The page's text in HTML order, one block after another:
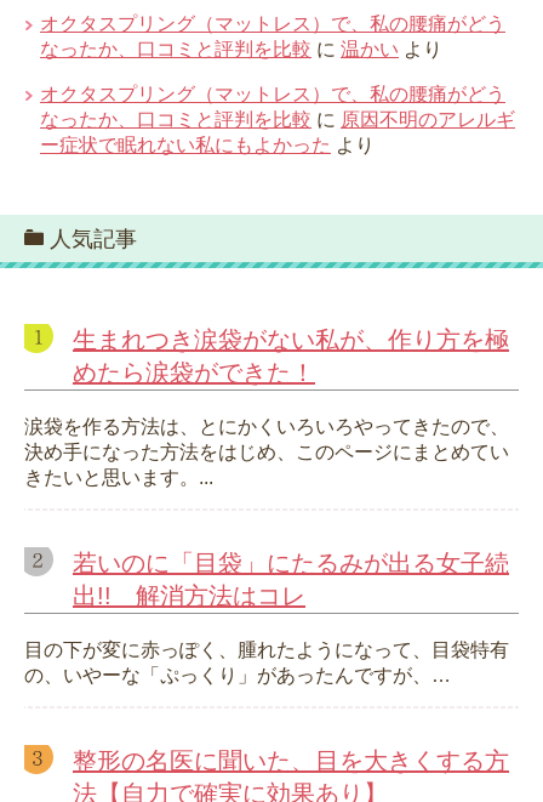
オクタスプリング（マットレス）で、私の腰痛がどう
なったか、口コミと評判を比較 に 温かい より
オクタスプリング（マットレス）で、私の腰痛がどう
なったか、口コミと評判を比較 に 原因不明のアレルギ
ー症状で眠れない私にもよかった より
人気記事
生まれつき涙袋がない私が、作り方を極
めたら涙袋ができた！
涙袋を作る方法は、とにかくいろいろやってきたので、
決め手になった方法をはじめ、このページにまとめてい
きたいと思います。...
若いのに「目袋」にたるみが出る女子続
出!! 解消方法はコレ
目の下が変に赤っぽく、腫れたようになって、目袋特有
の、いやーな「ぷっくり」があったんですが、…
整形の名医に聞いた、目を大きくする方
法【自力で確実に効果あり】